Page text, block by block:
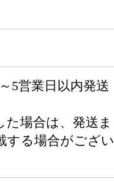
5営業日以内発送
場合は、発送ま
する場合がござい